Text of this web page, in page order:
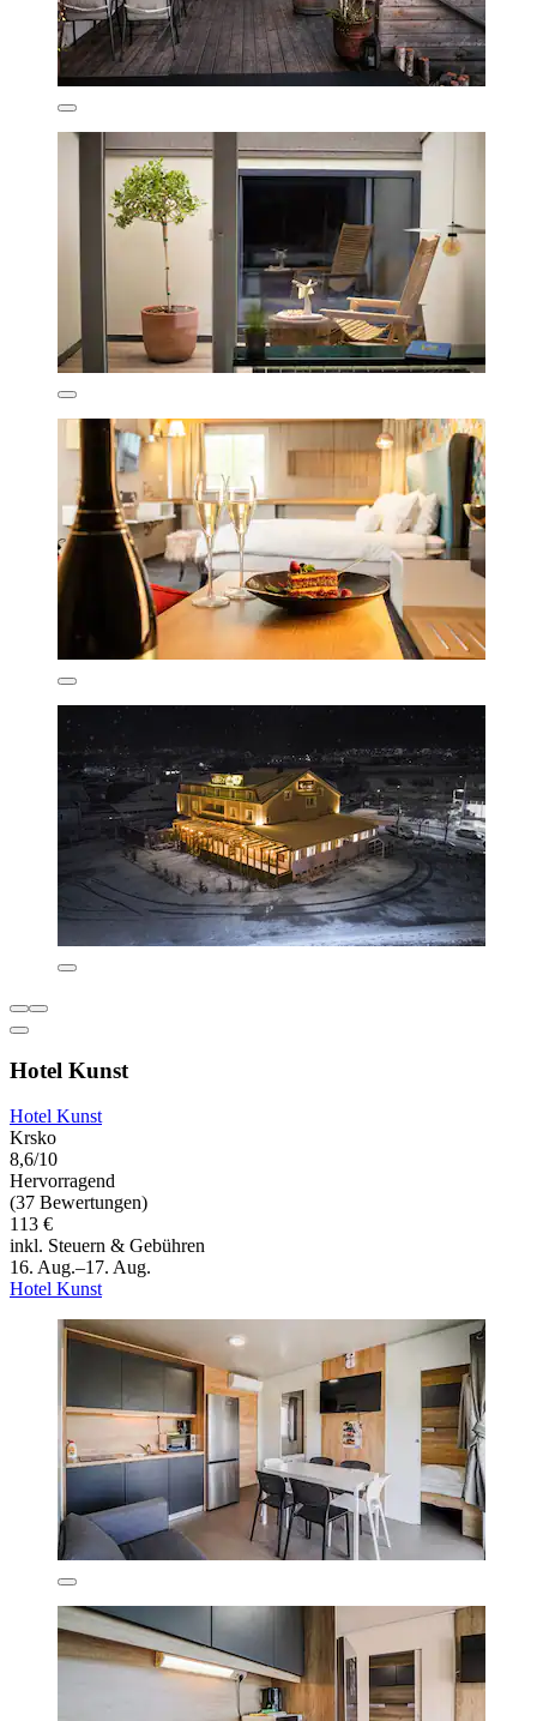
Hotel Kunst
Hotel Kunst
Krsko
8,6/10
Hervorragend
(37 Bewertungen)
113 €
inkl. Steuern & Gebühren
16. Aug.–17. Aug.
Hotel Kunst